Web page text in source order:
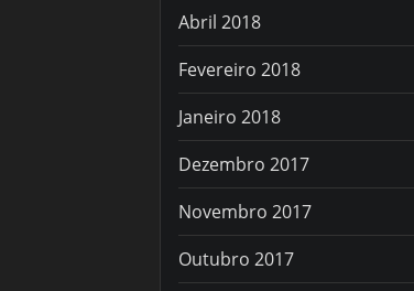
Abril 2018
Fevereiro 2018
Janeiro 2018
Dezembro 2017
Novembro 2017
Outubro 2017